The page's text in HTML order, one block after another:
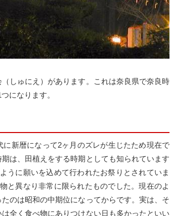
しゅにえ）があります。これは奈良県で奈良時
になります。
新暦になって2ヶ月のズレが生じたため現在で
は、田植えをする時期としても知られています
うに願いを込めて行われたお祭りとされていま
と異なり非常に限られたものでした。現在のよ
のは昭和の中期位になってからです。実は、そ
全く食べ物にありつけない日も多かったといい